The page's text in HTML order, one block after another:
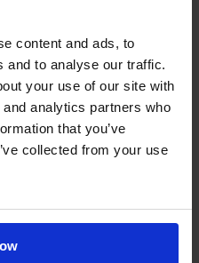
content and ads, to
and to analyse our traffic.
your use of our site with
analytics partners who
that you’ve
collected from your use
sommes
des gammes
avec
mL
ng/mL
-THC : 0,1-